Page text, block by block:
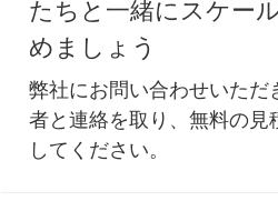
たちと一緒にスケー
めましょう
弊社にお問い合わせいただ
者と連絡を取り、無料の見
してください。